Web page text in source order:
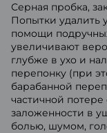
Серная пробка,
Попытки удалить
помощи
увеличивают
глубже в ухо и
перепонку (при
барабанной
частичной потере
заложенности в
болью, шумом,